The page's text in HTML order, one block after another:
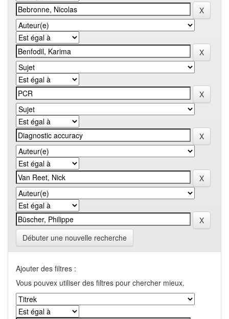
Débuter une nouvelle recherche
Ajouter des filtres :
Vous pouvex utiliser des filtres pour chercher mieux.